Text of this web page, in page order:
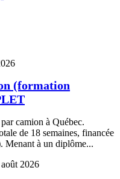
(formation
camion à Québec.
de 18 semaines, financée
Menant à un diplôme...
2026